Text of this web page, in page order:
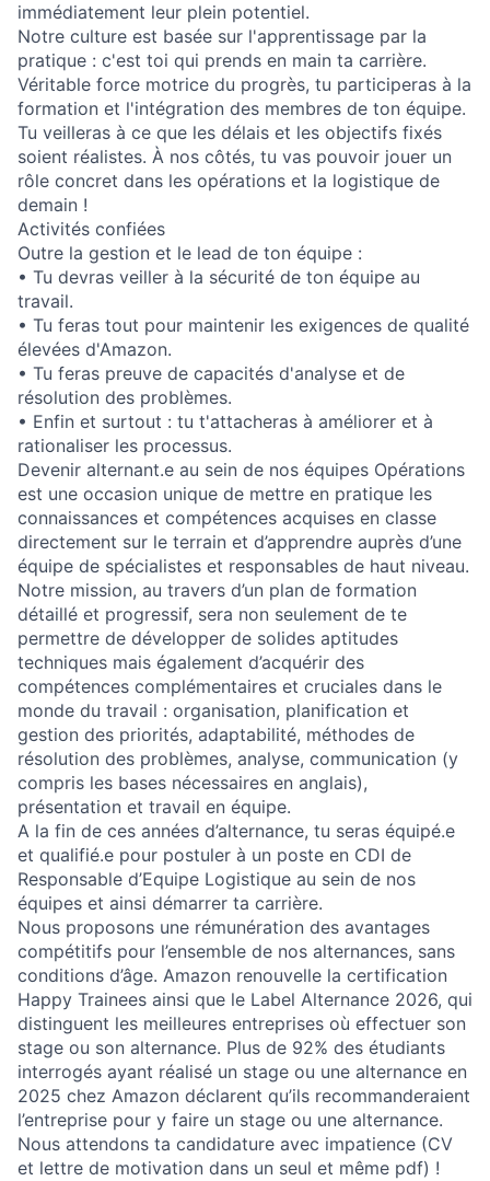
immédiatement leur plein potentiel.
Notre culture est basée sur l'apprentissage par la
pratique : c'est toi qui prends en main ta carrière.
Véritable force motrice du progrès, tu participeras à la
formation et l'intégration des membres de ton équipe.
Tu veilleras à ce que les délais et les objectifs fixés
soient réalistes. À nos côtés, tu vas pouvoir jouer un
rôle concret dans les opérations et la logistique de
demain !
Activités confiées
Outre la gestion et le lead de ton équipe :
• Tu devras veiller à la sécurité de ton équipe au
travail.
• Tu feras tout pour maintenir les exigences de qualité
élevées d'Amazon.
• Tu feras preuve de capacités d'analyse et de
résolution des problèmes.
• Enfin et surtout : tu t'attacheras à améliorer et à
rationaliser les processus.
Devenir alternant.e au sein de nos équipes Opérations
est une occasion unique de mettre en pratique les
connaissances et compétences acquises en classe
directement sur le terrain et d’apprendre auprès d’une
équipe de spécialistes et responsables de haut niveau.
Notre mission, au travers d’un plan de formation
détaillé et progressif, sera non seulement de te
permettre de développer de solides aptitudes
techniques mais également d’acquérir des
compétences complémentaires et cruciales dans le
monde du travail : organisation, planification et
gestion des priorités, adaptabilité, méthodes de
résolution des problèmes, analyse, communication (y
compris les bases nécessaires en anglais),
présentation et travail en équipe.
A la fin de ces années d’alternance, tu seras équipé.e
et qualifié.e pour postuler à un poste en CDI de
Responsable d’Equipe Logistique au sein de nos
équipes et ainsi démarrer ta carrière.
Nous proposons une rémunération des avantages
compétitifs pour l’ensemble de nos alternances, sans
conditions d’âge. Amazon renouvelle la certification
Happy Trainees ainsi que le Label Alternance 2026, qui
distinguent les meilleures entreprises où effectuer son
stage ou son alternance. Plus de 92% des étudiants
interrogés ayant réalisé un stage ou une alternance en
2025 chez Amazon déclarent qu’ils recommanderaient
l’entreprise pour y faire un stage ou une alternance.
Nous attendons ta candidature avec impatience (CV
et lettre de motivation dans un seul et même pdf) !